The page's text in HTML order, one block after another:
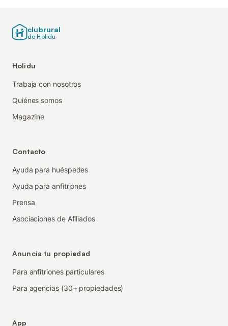
clubrural
de Holidu
Holidu
Trabaja con nosotros
Quiénes somos
Magazine
Contacto
Ayuda para huéspedes
Ayuda para anfitriones
Prensa
Asociaciones de Afiliados
Anuncia tu propiedad
Para anfitriones particulares
Para agencias (30+ propiedades)
App